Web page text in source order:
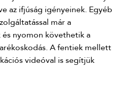
az ifjúság igényeinek. Egyéb
már a
nyomon követhetik a
A fentiek mellett
videóval is segítjük